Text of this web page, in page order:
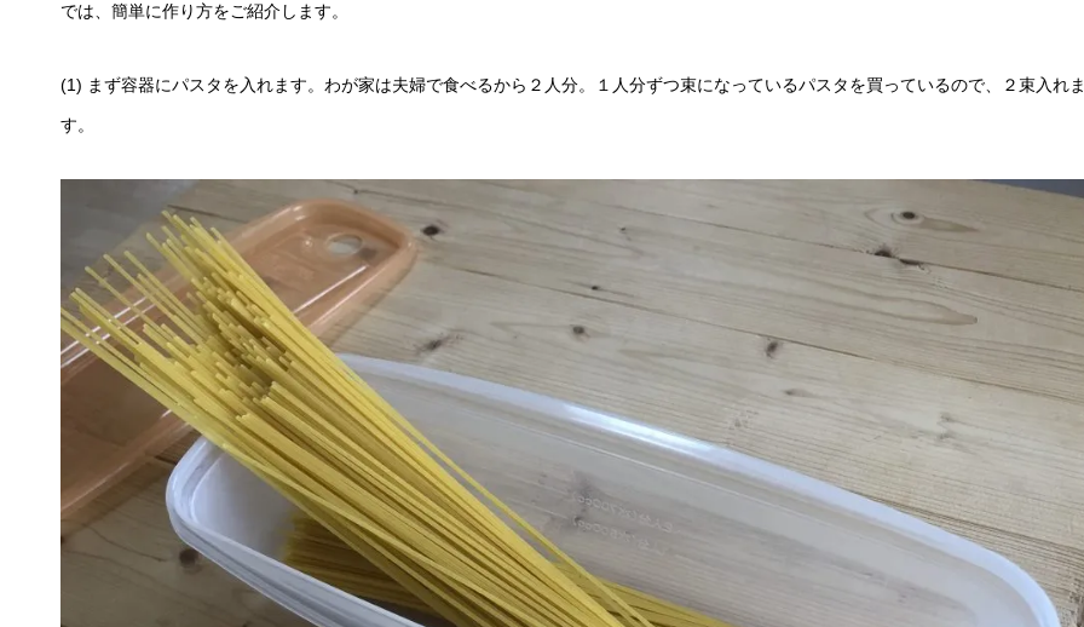
では、簡単に作り方をご紹介します。
(1) まず容器にパスタを入れます。わが家は夫婦で食べるから２人分。１人分ずつ束になっているパスタを買っているので、２束入れ
す。